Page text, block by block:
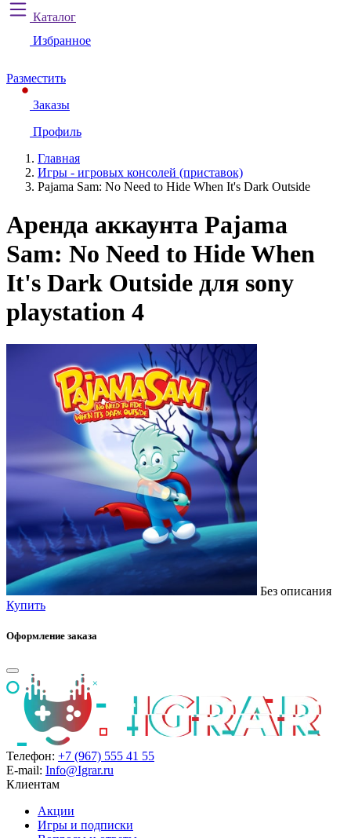
Каталог
Избранное
Разместить
Заказы
Профиль
Главная
Игры - игровых консолей (приставок)
Pajama Sam: No Need to Hide When It's Dark Outside
Аренда аккаунта Pajama
Sam: No Need to Hide When
It's Dark Outside для sony
playstation 4
Без описания
Купить
Оформление заказа
Телефон: +7 (967) 555 41 55
E-mail: Info@Igrar.ru
Клиентам
Акции
Игры и подписки